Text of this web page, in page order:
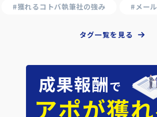
#獲れるコトバ執筆社の強み #メール
タグ一覧を見る